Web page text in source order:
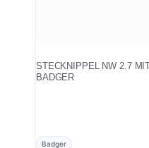
STECKNIPPEL NW 2.7
BADGER
Badger